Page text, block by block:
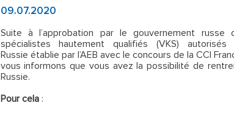
09.07.2020
Suite à l’approbation par le gouvernement
spécialistes hautement qualifiés (VKS)
Russie établie par l’AEB avec le concours de la CCI
vous informons que vous avez la possibilité de
Russie.
Pour cela :